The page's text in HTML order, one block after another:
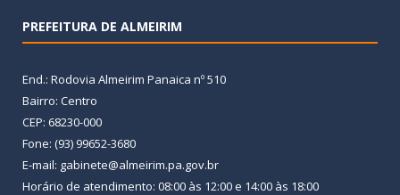
PREFEITURA DE ALMEIRIM
End.: Rodovia Almeirim Panaica nº 510
Bairro: Centro
CEP: 68230-000
Fone: (93) 99652-3680
E-mail: gabinete@almeirim.pa.gov.br
Horário de atendimento: 08:00 às 12:00 e 14:00 às 18:00